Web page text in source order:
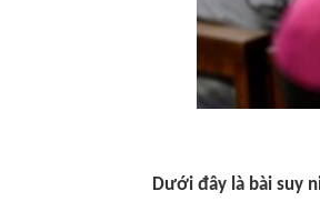
Dưới đây là bài suy